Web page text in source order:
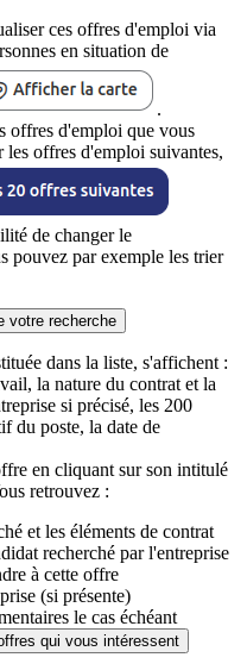
ces offres d'emploi via
en situation de
.
offres d'emploi que vous
offres d'emploi suivantes,
de changer le
pouvez par exemple les trier
votre recherche
dans la liste, s'affichent :
la nature du contrat et la
si précisé, les 200
du poste, la date de
en cliquant sur son intitulé
retrouvez :
et les éléments de contrat
recherché par l'entreprise
à cette offre
(si présente)
le cas échéant
qui vous intéressent